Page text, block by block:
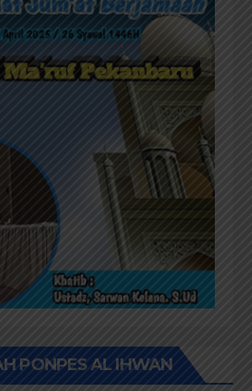
PONPES AL IHWAN